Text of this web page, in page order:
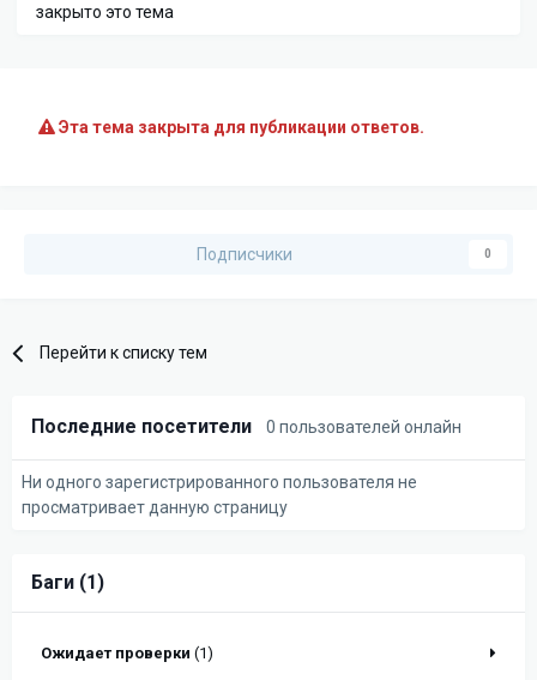
закрыто это тема
Эта тема закрыта для публикации ответов.
Подписчики 0
Перейти к списку тем
Последние посетители 0 пользователей онлайн
Ни одного зарегистрированного пользователя не
просматривает данную страницу
Баги (1)
Ожидает проверки (1)